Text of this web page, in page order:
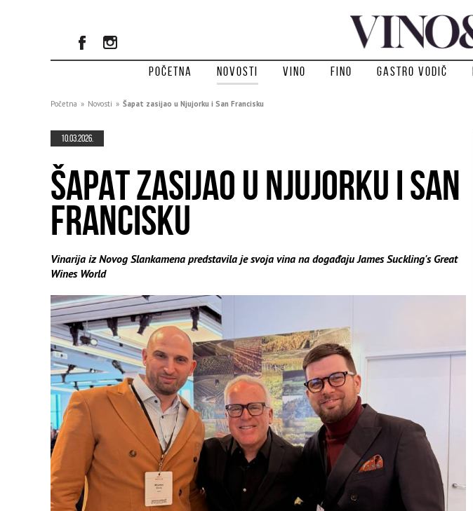
Početna Novosti Vino Fino Gastro vodič
Početna » Novosti » Šapat zasijao u Njujorku i San Francisku
10.03.2026.
ŠAPAT ZASIJAO U NJUJORKU I SAN
FRANCISKU
Vinarija iz Novog Slankamena predstavila je svoja vina na događaju James Suckling's Great
Wines World